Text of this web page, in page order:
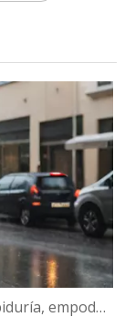
Caso Hanbang | Nueva visión de sabiduría, empoderamiento global de la tecnología de visualización inteligente de Hanbang